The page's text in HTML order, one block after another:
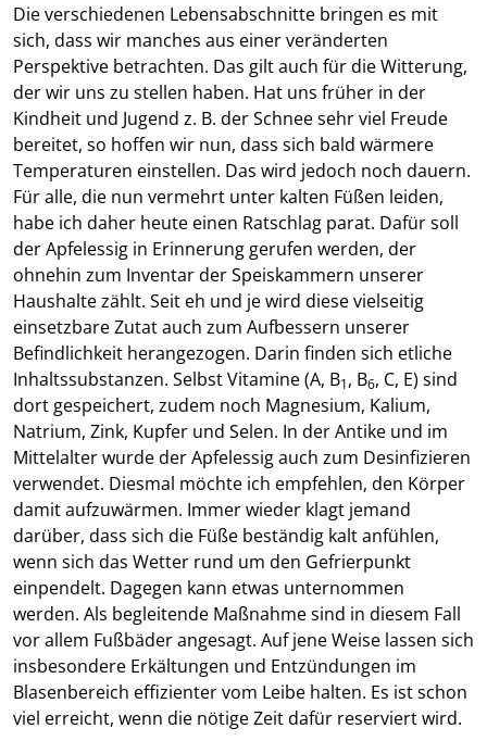
Die verschiedenen Lebensabschnitte bringen es mit
sich, dass wir manches aus einer veränderten
Perspektive betrachten. Das gilt auch für die Witterung,
der wir uns zu stellen haben. Hat uns früher in der
Kindheit und Jugend z. B. der Schnee sehr viel Freude
bereitet, so hoffen wir nun, dass sich bald wärmere
Temperaturen einstellen. Das wird jedoch noch dauern.
Für alle, die nun vermehrt unter kalten Füßen leiden,
habe ich daher heute einen Ratschlag parat. Dafür soll
der Apfelessig in Erinnerung gerufen werden, der
ohnehin zum Inventar der Speiskammern unserer
Haushalte zählt. Seit eh und je wird diese vielseitig
einsetzbare Zutat auch zum Aufbessern unserer
Befindlichkeit herangezogen. Darin finden sich etliche
Inhaltssubstanzen. Selbst Vitamine (A, B1, B6, C, E) sind
dort gespeichert, zudem noch Magnesium, Kalium,
Natrium, Zink, Kupfer und Selen. In der Antike und im
Mittelalter wurde der Apfelessig auch zum Desinfizieren
verwendet. Diesmal möchte ich empfehlen, den Körper
damit aufzuwärmen. Immer wieder klagt jemand
darüber, dass sich die Füße beständig kalt anfühlen,
wenn sich das Wetter rund um den Gefrierpunkt
einpendelt. Dagegen kann etwas unternommen
werden. Als begleitende Maßnahme sind in diesem Fall
vor allem Fußbäder angesagt. Auf jene Weise lassen sich
insbesondere Erkältungen und Entzündungen im
Blasenbereich effizienter vom Leibe halten. Es ist schon
viel erreicht, wenn die nötige Zeit dafür reserviert wird.